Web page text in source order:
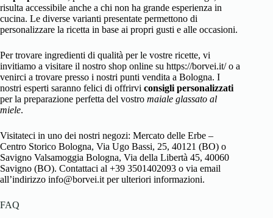
risulta accessibile anche a chi non ha grande esperienza in
cucina. Le diverse varianti presentate permettono di
personalizzare la ricetta in base ai propri gusti e alle occasioni.
Per trovare ingredienti di qualità per le vostre ricette, vi
invitiamo a visitare il nostro shop online su https://borvei.it/ o a
venirci a trovare presso i nostri punti vendita a Bologna. I
nostri esperti saranno felici di offrirvi consigli personalizzati
per la preparazione perfetta del vostro maiale glassato al
miele.
Visitateci in uno dei nostri negozi: Mercato delle Erbe –
Centro Storico Bologna, Via Ugo Bassi, 25, 40121 (BO) o
Savigno Valsamoggia Bologna, Via della Libertà 45, 40060
Savigno (BO). Contattaci al +39 3501402093 o via email
all’indirizzo info@borvei.it per ulteriori informazioni.
FAQ